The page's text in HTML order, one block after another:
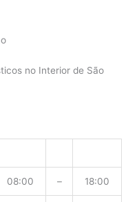
no Interior de São
08:00 – 18:00